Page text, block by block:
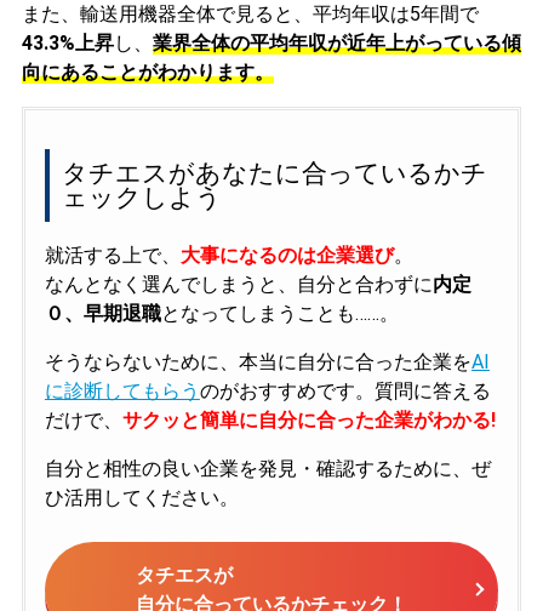
また、輸送用機器全体で見ると、平均年収は5年間で
43.3%上昇し、 業界全体の平均年収が近年上がっている傾
向にあることがわかります。
タチエスがあなたに合っているかチ
ェックしよう
就活する上で、 大事になるのは企業選び。
なんとなく選んでしまうと、自分と合わずに内定
０、早期退職となってしまうことも……。
そうならないために、本当に自分に合った企業をAI
に診断してもらう のがおすすめです。質問に答える
だけで、 サクッと簡単に自分に合った企業がわかる!
自分と相性の良い企業を発見・確認するために、ぜ
ひ活用してください。
タチエスが
自分に合っているかチェック！